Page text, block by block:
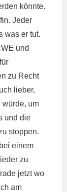
könnte.
Jeder
was er tut.
und
zu Recht
lieber,
würde, um
und die
stoppen.
einem
zu
jetzt wo
am